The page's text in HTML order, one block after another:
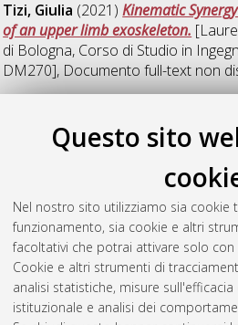
Questo sito
Nel nostro sito utilizziamo sia cookie
funzionamento, sia cookie e altri
facoltativi che potrai attivare solo
Cookie e altri strumenti di
analisi statistiche, misure
istituzionale e analisi dei
Tizi, Giulia (2021)Kinematic
of an upper limb exoskeleton.
di Bologna, Corso di Studio in
DM270], Documento full-text non
(2021)
[Laurea magistrale], Università di
Ingegneria meccanica [LM-DM270]
disponibile
Questa lista e' stata generata